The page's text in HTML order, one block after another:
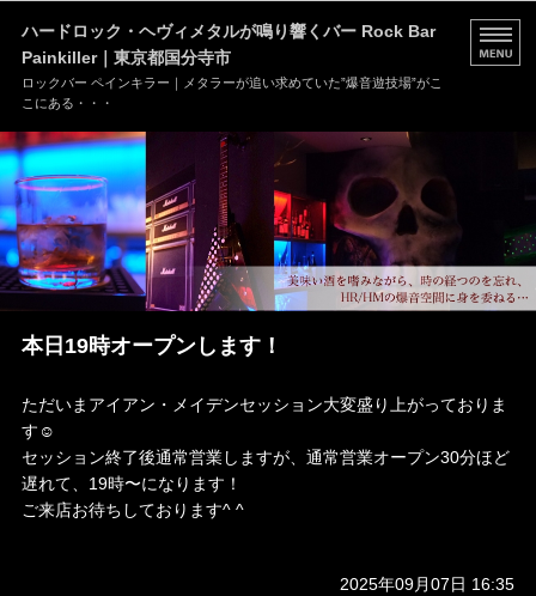
ハードロック・ヘヴィメタルが鳴り響くバー Rock Bar
Painkiller｜東京都国分寺市
ロックバー ペインキラー｜メタラーが追い求めていた”爆音遊技場”がこ
こにある・・・
HOME
MENU
店舗情報
ブログ
お問い合わせ
本日19時オープンします！
ただいまアイアン・メイデンセッション大変盛り上がっておりま
す☺️
セッション終了後通常営業しますが、通常営業オープン30分ほど
遅れて、19時〜になります！
ご来店お待ちしております^ ^
2025年09月07日 16:35